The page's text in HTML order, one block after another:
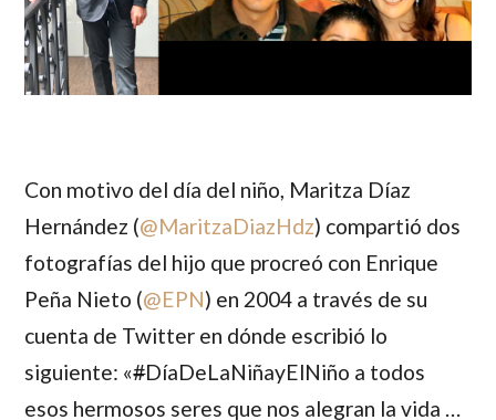
Con motivo del día del niño, Maritza Díaz
Hernández (@MaritzaDiazHdz) compartió dos
fotografías del hijo que procreó con Enrique
Peña Nieto (@EPN) en 2004 a través de su
cuenta de Twitter en dónde escribió lo
siguiente: «#DíaDeLaNiñayElNiño a todos
esos hermosos seres que nos alegran la vida …